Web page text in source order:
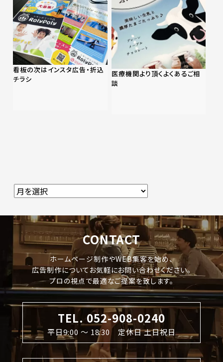
看板の次はインスタ広告・折込
チラシ
医療機関より頂くよくあるご相
談
CONTACT
ホームページ制作やWEB集客を始め、
広告制作についてお気軽にお問い合わせください。
プロの視点で最適なご提案を致します。
TEL. 052-908-0240
平日9:00 〜 18:30 定休日 土日祝日